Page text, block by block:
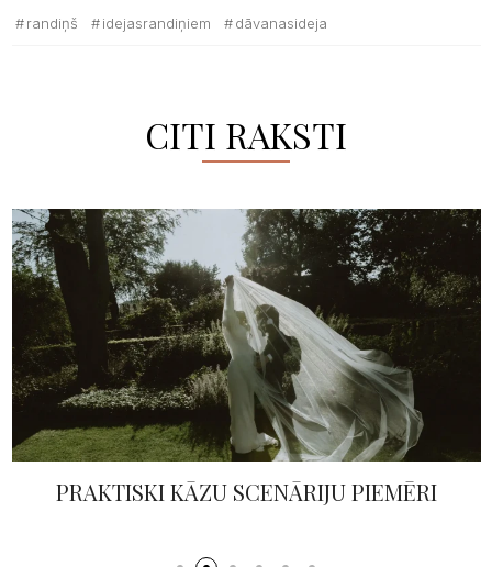
randiņš
idejasrandiņiem dāvanasideja
CITI RAKSTI
PRAKTISKI KĀZU SCENĀRIJU PIEMĒRI